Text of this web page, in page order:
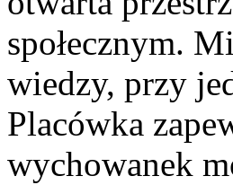
społecznym.
wiedzy, przy
Placówka
wychowanek